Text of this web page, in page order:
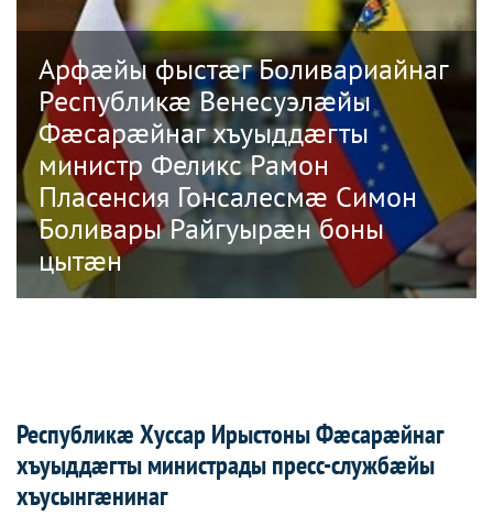
Арфæйы фыстæг Боливариайнаг
Республикæ Венесуэлæйы
Фæсарæйнаг хъуыддæгты
министр Феликс Рамон
Пласенсия Гонсалесмæ Симон
Боливары Райгуырæн боны
цытæн
Республикæ Хуссар Ирыстоны Фæсарæйнаг
хъуыддæгты министрады пресс-службæйы
хъусынгæнинаг